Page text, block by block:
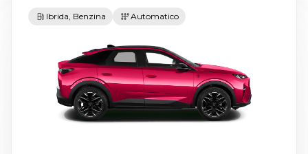
Ibrida, Benzina Automatico